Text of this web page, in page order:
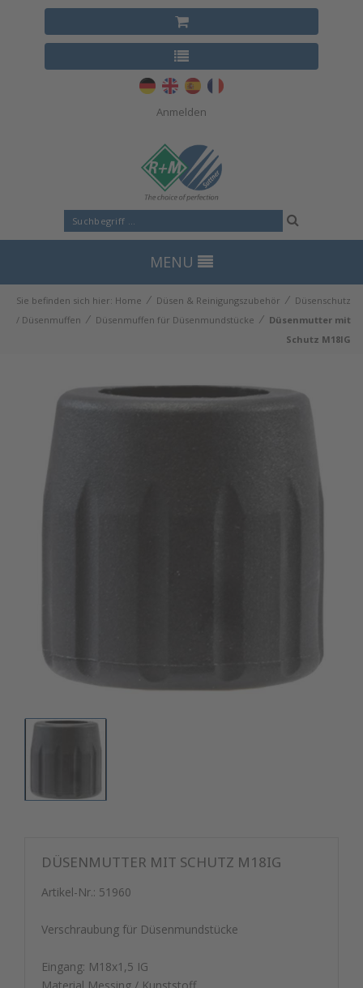
Anmelden
MENU
Sie befinden sich hier: Home ⁄ Düsen & Reinigungszubehör ⁄ Düsenschutz
/ Düsenmuffen ⁄ Düsenmuffen für Düsenmundstücke ⁄ Düsenmutter mit
Schutz M18IG
DÜSENMUTTER MIT SCHUTZ M18IG
Artikel-Nr.: 51960
Verschraubung für Düsenmundstücke
Eingang: M18x1,5 IG